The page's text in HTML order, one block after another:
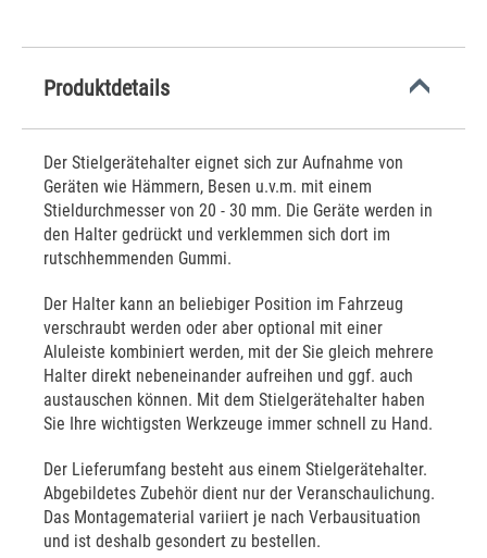
Produktdetails
Der Stielgerätehalter eignet sich zur Aufnahme von
Geräten wie Hämmern, Besen u.v.m. mit einem
Stieldurchmesser von 20 - 30 mm. Die Geräte werden in
den Halter gedrückt und verklemmen sich dort im
rutschhemmenden Gummi.
Der Halter kann an beliebiger Position im Fahrzeug
verschraubt werden oder aber optional mit einer
Aluleiste kombiniert werden, mit der Sie gleich mehrere
Halter direkt nebeneinander aufreihen und ggf. auch
austauschen können. Mit dem Stielgerätehalter haben
Sie Ihre wichtigsten Werkzeuge immer schnell zu Hand.
Der Lieferumfang besteht aus einem Stielgerätehalter.
Abgebildetes Zubehör dient nur der Veranschaulichung.
Das Montagematerial variiert je nach Verbausituation
und ist deshalb gesondert zu bestellen.